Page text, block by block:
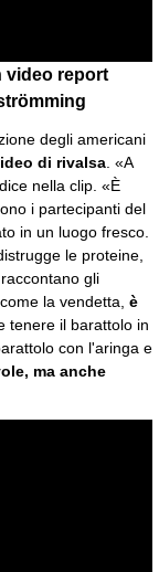
video report
degli americani
di rivalsa . «A
nella clip. «È
i partecipanti del
in un luogo fresco.
le proteine,
gli
, come la vendetta, è
tenere il barattolo in
con l'aringa e
ma anche